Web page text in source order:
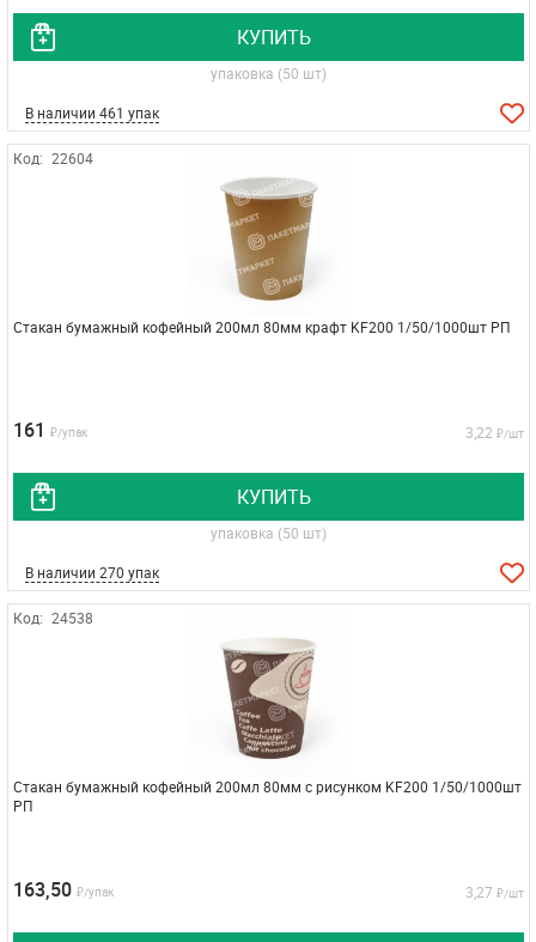
КУПИТЬ
упаковка (50 шт)
В наличии 461 упак
Код: 22604
Стакан бумажный кофейный 200мл 80мм крафт KF200 1/50/1000шт РП
161 ₽/упак 3,22 ₽/шт
КУПИТЬ
упаковка (50 шт)
В наличии 270 упак
Код: 24538
Стакан бумажный кофейный 200мл 80мм с рисунком KF200 1/50/1000шт
РП
163,50 ₽/упак 3,27 ₽/шт